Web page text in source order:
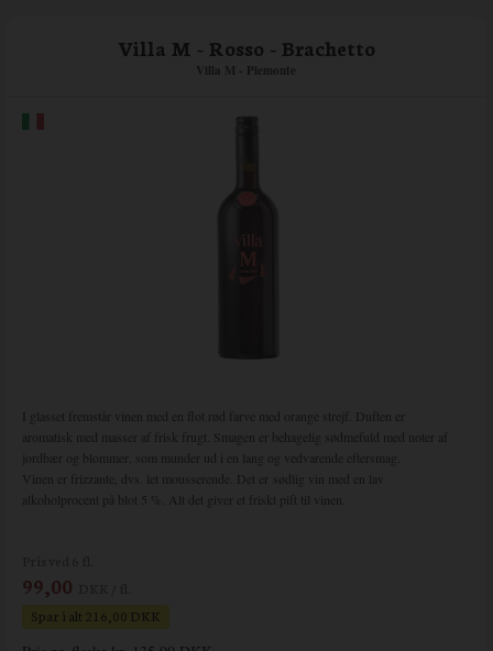
Villa M - Rosso - Brachetto
Villa M - Piemonte
I glasset fremstår vinen med en flot rød farve med orange strejf. Duften er
aromatisk med masser af frisk frugt. Smagen er behagelig sødmefuld med noter af
jordbær og blommer, som munder ud i en lang og vedvarende eftersmag.
Vinen er frizzante, dvs. let mousserende. Det er
sødlig vin med en lav
alkoholprocent på blot 5 %. Alt det giver et friskt pift til vinen.
99,00
Spar i alt 216,00 DKK